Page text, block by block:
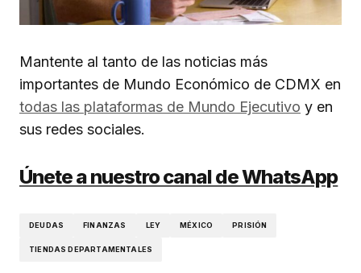
Mantente al tanto de las noticias más
importantes de Mundo Económico de CDMX en
todas las plataformas de Mundo Ejecutivo y en
sus redes sociales.
Únete a nuestro canal de WhatsApp
DEUDAS FINANZAS LEY MÉXICO PRISIÓN
TIENDAS DEPARTAMENTALES